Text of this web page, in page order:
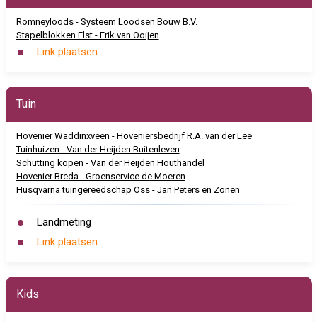
Romneyloods - Systeem Loodsen Bouw B.V.
Stapelblokken Elst - Erik van Ooijen
Link plaatsen
Tuin
Hovenier Waddinxveen - Hoveniersbedrijf R.A. van der Lee
Tuinhuizen - Van der Heijden Buitenleven
Schutting kopen - Van der Heijden Houthandel
Hovenier Breda - Groenservice de Moeren
Husqvarna tuingereedschap Oss - Jan Peters en Zonen
Landmeting
Link plaatsen
Kids